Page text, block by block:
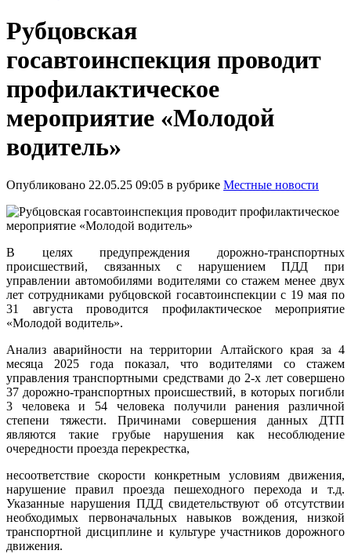
Рубцовская
госавтоинспекция проводит
профилактическое
мероприятие «Молодой
водитель»
Опубликовано 22.05.25 09:05 в рубрике Местные новости
В целях предупреждения дорожно-транспортных
происшествий, связанных с нарушением ПДД при
управлении автомобилями водителями со стажем менее двух
лет сотрудниками рубцовской госавтоинспекции с 19 мая по
31 августа проводится профилактическое мероприятие
«Молодой водитель».
Анализ аварийности на территории Алтайского края за 4
месяца 2025 года показал, что водителями со стажем
управления транспортными средствами до 2-х лет совершено
37 дорожно-транспортных происшествий, в которых погибли
3 человека и 54 человека получили ранения различной
степени тяжести. Причинами совершения данных ДТП
являются такие грубые нарушения как несоблюдение
очередности проезда перекрестка,
несоответствие скорости конкретным условиям движения,
нарушение правил проезда пешеходного перехода и т.д.
Указанные нарушения ПДД свидетельствуют об отсутствии
необходимых первоначальных навыков вождения, низкой
транспортной дисциплине и культуре участников дорожного
движения.